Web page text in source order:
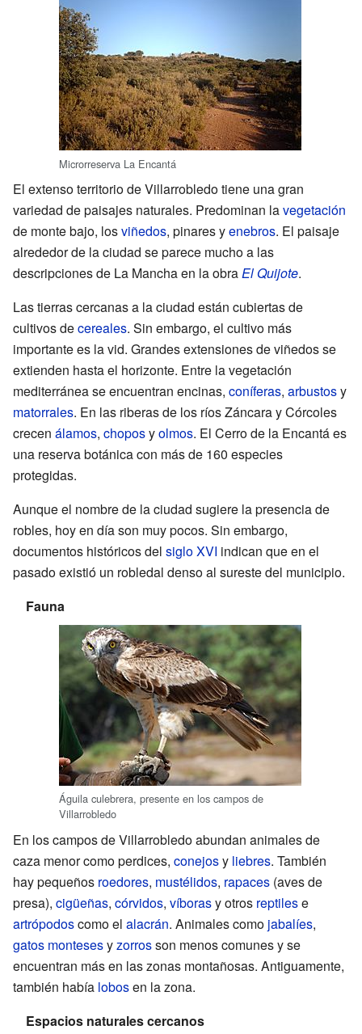
Microrreserva La Encantá
El extenso territorio de Villarrobledo tiene una gran
variedad de paisajes naturales. Predominan lavegetación
de monte bajo, losviñedos, pinares yenebros. El paisaje
alrededor de la ciudad se parece mucho a las
descripciones de La Mancha en la obraEl Quijote.
Las tierras cercanas a la ciudad están cubiertas de
cultivos decereales. Sin embargo, el cultivo más
importante es la vid. Grandes extensiones de viñedos se
extienden hasta el horizonte. Entre la vegetación
mediterránea se encuentran encinas, coníferas, arbustosy
matorrales. En las riberas de los ríos Záncara y Córcoles
crecen álamos, choposyolmos. El Cerro de la Encantá es
una reserva botánica con más de 160 especies
protegidas.
Aunque el nombre de la ciudad sugiere la presencia de
robles, hoy en día son muy pocos. Sin embargo,
documentos históricos del siglo XVI indican que en el
pasado existió un robledal denso al sureste del municipio.
Fauna
Águila culebrera, presente en los campos de
Villarrobledo
En los campos de Villarrobledo abundan animales de
caza menor como perdices, conejosy liebres. También
hay pequeños roedores, mustélidos, rapaces (aves de
presa), cigüeñas, córvidos, víborasy otros reptilese
artrópodoscomo el alacrán. Animales como jabalíes,
gatos montesesyzorrosson menos comunes y se
encuentran más en las zonas montañosas. Antiguamente,
también había lobosen la zona.
Espacios naturales cercanos